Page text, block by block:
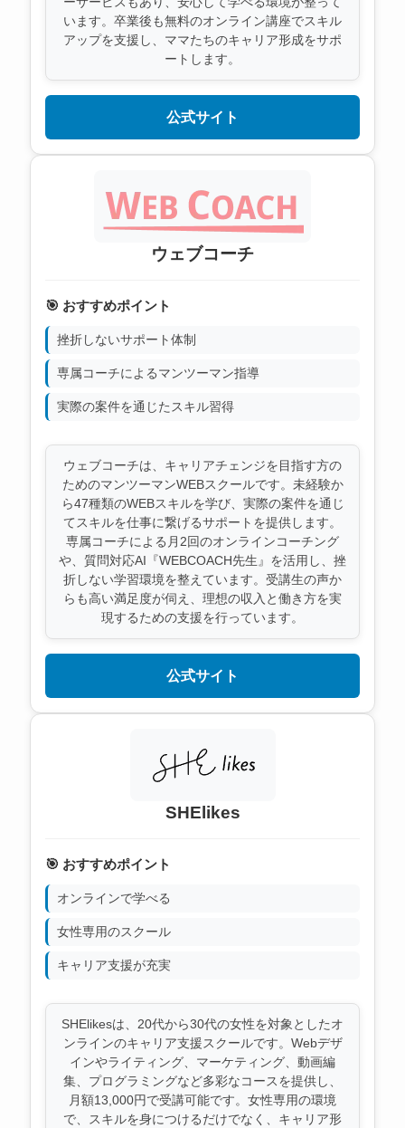
います。卒業後も無料のオンライン講座でスキル
アップを支援し、ママたちのキャリア形成をサポ
ートします。
公式サイト
ウェブコーチ
🎯 おすすめポイント
挫折しないサポート体制
専属コーチによるマンツーマン指導
実際の案件を通じたスキル習得
ウェブコーチは、キャリアチェンジを目指す方の
ためのマンツーマンWEBスクールです。未経験か
ら47種類のWEBスキルを学び、実際の案件を通じ
てスキルを仕事に繋げるサポートを提供します。
専属コーチによる月2回のオンラインコーチング
や、質問対応AI『WEBCOACH先生』を活用し、挫
折しない学習環境を整えています。受講生の声か
らも高い満足度が伺え、理想の収入と働き方を実
現するための支援を行っています。
公式サイト
SHElikes
🎯 おすすめポイント
オンラインで学べる
女性専用のスクール
キャリア支援が充実
SHElikesは、20代から30代の女性を対象としたオ
ンラインのキャリア支援スクールです。Webデザ
インやライティング、マーケティング、動画編
集、プログラミングなど多彩なコースを提供し、
月額13,000円で受講可能です。女性専用の環境
で、スキルを身につけるだけでなく、キャリア形